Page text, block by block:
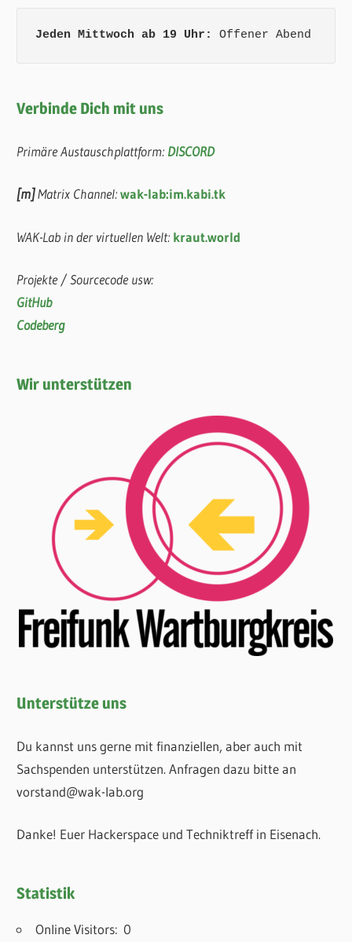
Jeden Mittwoch ab 19 Uhr: Offener Abend
Verbinde Dich mit uns
Primäre Austauschplattform: DISCORD
[m]Matrix Channel:wak-lab:im.kabi.tk
WAK-Lab in der virtuellen Welt: kraut.world
Projekte / Sourcecode usw:
GitHub
Codeberg
Wir unterstützen
Unterstütze uns
Du kannst uns gerne mit finanziellen, aber auch mit
Sachspenden unterstützen. Anfragen dazu bitte an
vorstand@wak-lab.org
Danke! Euer Hackerspace und Techniktreff in Eisenach.
Statistik
Online Visitors: 0